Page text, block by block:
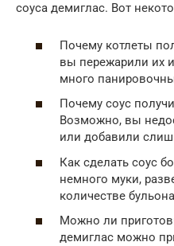
соуса демиглас. Вот
Почему котлеты
вы пережарили их
много
Почему соус
Возможно, вы
или добавили
Как сделать соус
немного муки,
количестве
Можно ли
демиглас можно